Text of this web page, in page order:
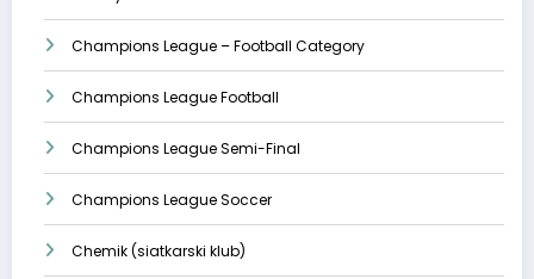
Champions League – Football Category
Champions League Football
Champions League Semi-Final
Champions League Soccer
Chemik (siatkarski klub)